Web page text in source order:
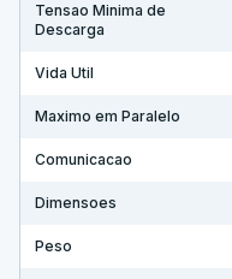
Tensao Minima de
Descarga
Vida Util
Maximo em Paralelo
Comunicacao
Dimensoes
Peso